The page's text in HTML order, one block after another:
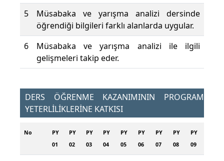
5
Müsabaka ve yarışma analizi dersinde
öğrendiği bilgileri farklı alanlarda uygular.
6
Müsabaka ve yarışma analizi ile ilgili
gelişmeleri takip eder.
DERS ÖĞRENME KAZANIMININ PROGRAM
YETERLİLİKLERİNE KATKISI
No
PY
01
PY
02
PY
03
PY
04
PY
05
PY
06
PY
07
PY
08
PY
09